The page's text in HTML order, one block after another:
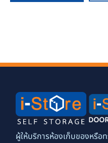
ผู้ให้บริการห้องเก็บของหรื